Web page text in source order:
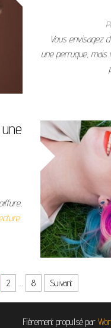
Vous envisagez
une perruque,
2 … 8 Suivant
Fièrement propulsé par